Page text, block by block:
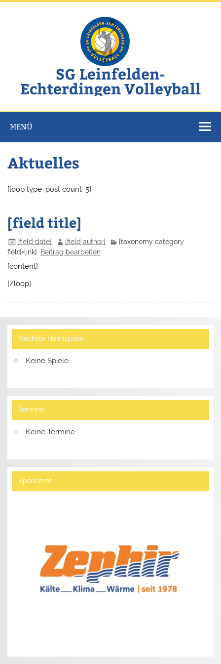
Zum
SG Leinfelden-
Echterdingen Volleyball
MENÜ
Aktuelles
[loop type=post count=5]
[field title]
[field date] [field author]
[taxonomy category
field=link]
Beitrag bearbeiten
[content]
[/loop]
Nächste Heimspiele
Keine Spiele
Termine
Keine Termine
Sponsoren